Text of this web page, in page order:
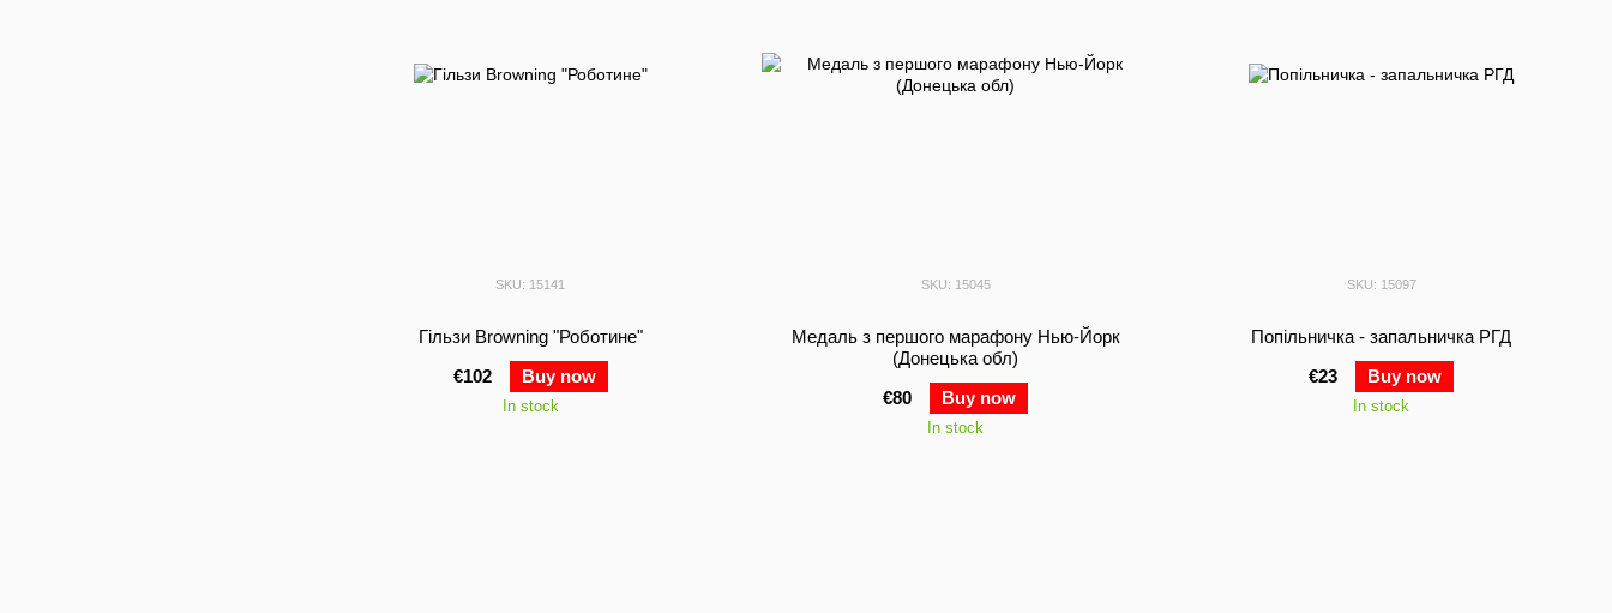
SKU: 15141
Гільзи Browning "Роботине"
€102
Buy now
In stock
SKU: 15045
Медаль з першого марафону Нью-Йорк
(Донецька обл)
€80
Buy now
In stock
SKU: 15097
Попільничка - запальничка РГД
€23
Buy now
In stock